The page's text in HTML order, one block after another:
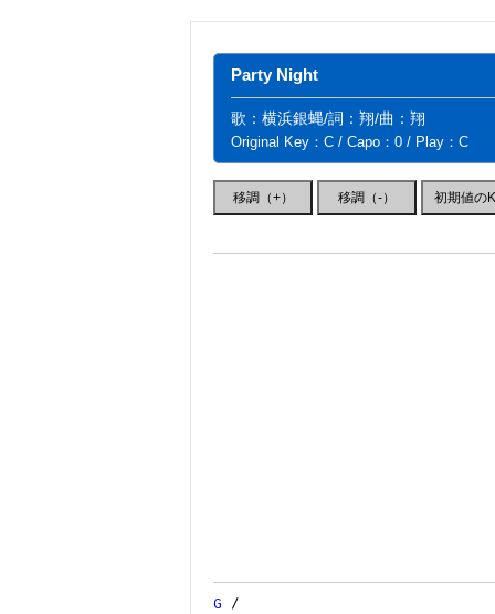
Party Night
歌：横浜銀蝿/詞：翔/曲：翔
Original Key：C / Capo：0 / Play：C
G /